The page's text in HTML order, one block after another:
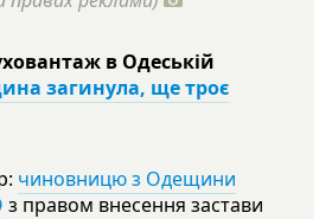
в Одеській
загинула, ще троє
чиновницю з Одещини
з правом внесення застави